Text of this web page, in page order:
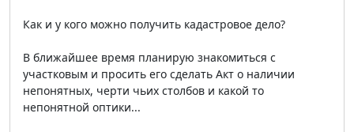
Как и у кого можно получить кадастровое дело?
В ближайшее время планирую знакомиться с
участковым и просить его сделать Акт о наличии
непонятных, черти чьих столбов и какой то
непонятной оптики...